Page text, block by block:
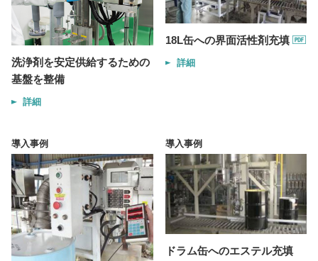
洗浄剤を安定供給するための
基盤を整備
詳細
18L缶への界面活性剤充填
詳細
導入事例 導入事例
ドラム缶へのエステル充填